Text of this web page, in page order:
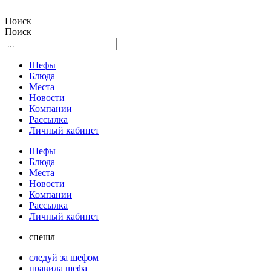
Поиск
Поиск
Шефы
Блюда
Места
Новости
Компании
Рассылка
Личный кабинет
Шефы
Блюда
Места
Новости
Компании
Рассылка
Личный кабинет
спешл
следуй за шефом
правила шефа